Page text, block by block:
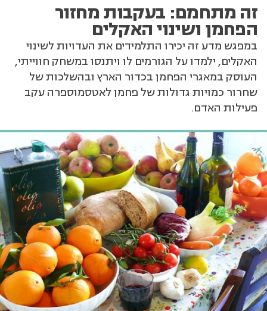
זה מתחמם: בעקבות מחזור
הפחמן ושינוי האקלים
במפגש מדע זה יכירו התלמידים את העדויות לשינוי
האקלים, ילמדו על הגורמים לו ויתנסו במשחק חווייתי,
העוסק במאגרי הפחמן בכדור הארץ ובהשלכות של
שחרור כמויות גדולות של פחמן לאטסמוספרה עקב
פעילות האדם.